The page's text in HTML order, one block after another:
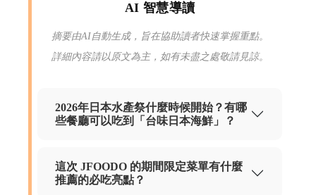
AI 智慧導讀
摘要由AI自動生成，旨在協助讀者快速掌握重點。
詳細內容請以原文為主，如有未盡之處敬請見諒。
2026年日本水產祭什麼時候開始？有哪
些餐廳可以吃到「台味日本海鮮」？
這次 JFOODO 的期間限定菜單有什麼
推薦的必吃亮點？